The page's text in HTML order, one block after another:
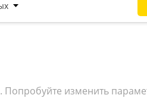
изменить